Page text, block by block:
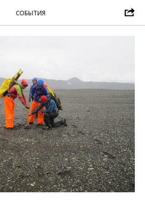
СОБЫТИЯ